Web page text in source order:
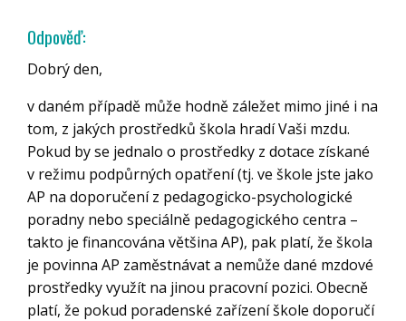
Odpověď:
Dobrý den,
v daném případě může hodně záležet mimo jiné i na
tom, z jakých prostředků škola hradí Vaši mzdu.
Pokud by se jednalo o prostředky z dotace získané
v režimu podpůrných opatření (tj. ve škole jste jako
AP na doporučení z pedagogicko-psychologické
poradny nebo speciálně pedagogického centra –
takto je financována většina AP), pak platí, že škola
je povinna AP zaměstnávat a nemůže dané mzdové
prostředky využít na jinou pracovní pozici. Obecně
platí, že pokud poradenské zařízení škole doporučí